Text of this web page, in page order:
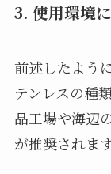
3. 使用環境
前述したよう
テンレスの種
品工場や海辺
が推奨されます